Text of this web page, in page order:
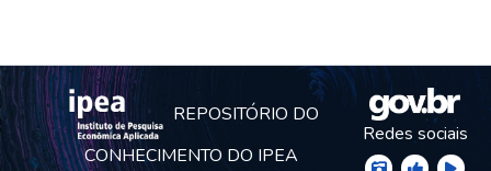
REPOSITÓRIO DO
CONHECIMENTO DO IPEA
Redes sociais